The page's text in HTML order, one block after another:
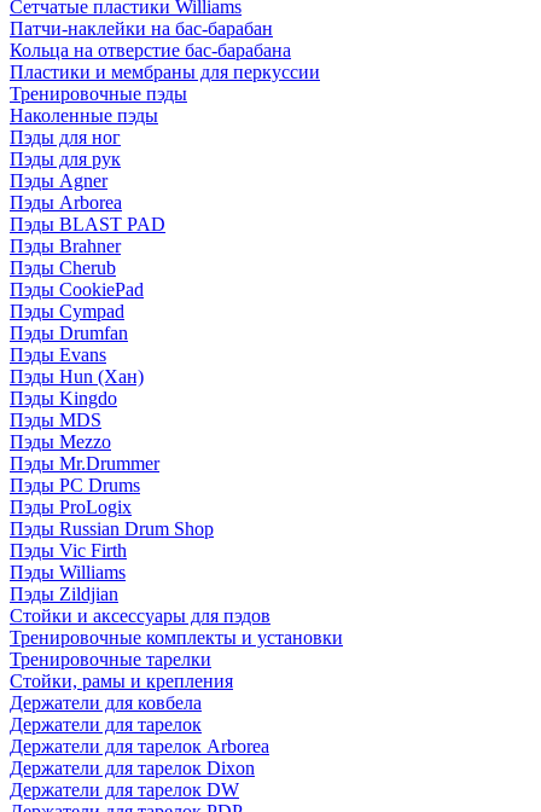
Сетчатые пластики Williams
Патчи-наклейки на бас-барабан
Кольца на отверстие бас-барабана
Пластики и мембраны для перкуссии
Тренировочные пэды
Наколенные пэды
Пэды для ног
Пэды для рук
Пэды Agner
Пэды Arborea
Пэды BLAST PAD
Пэды Brahner
Пэды Cherub
Пэды CookiePad
Пэды Cympad
Пэды Drumfan
Пэды Evans
Пэды Hun (Хан)
Пэды Kingdo
Пэды MDS
Пэды Mezzo
Пэды Mr.Drummer
Пэды PC Drums
Пэды ProLogix
Пэды Russian Drum Shop
Пэды Vic Firth
Пэды Williams
Пэды Zildjian
Стойки и аксессуары для пэдов
Тренировочные комплекты и установки
Тренировочные тарелки
Стойки, рамы и крепления
Держатели для ковбела
Держатели для тарелок
Держатели для тарелок Arborea
Держатели для тарелок Dixon
Держатели для тарелок DW